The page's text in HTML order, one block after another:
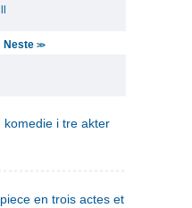
Neste>>
i tre akter
en trois actes et en vers